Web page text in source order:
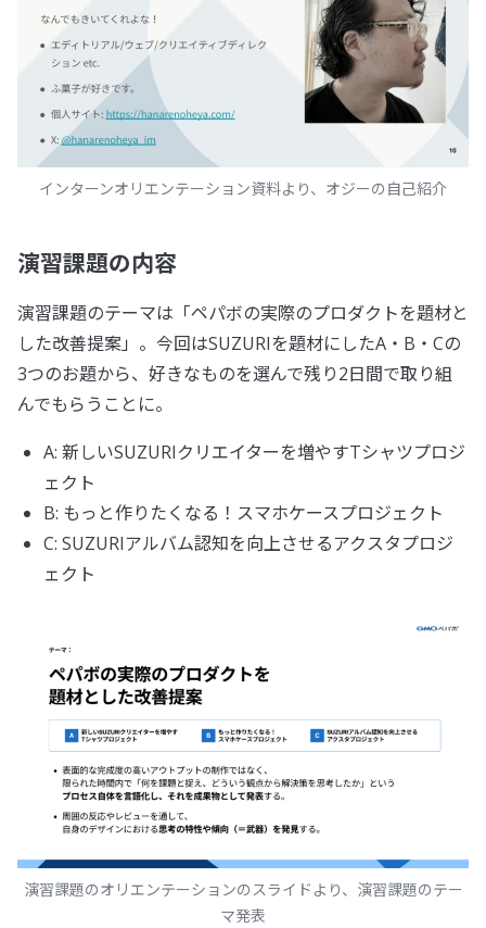
インターンオリエンテーション資料より、オジーの自己紹介
演習課題の内容
演習課題のテーマは「ペパボの実際のプロダクトを題材と
した改善提案」。今回はSUZURIを題材にしたA・B・Cの
3つのお題から、好きなものを選んで残り2日間で取り組
んでもらうことに。
A: 新しいSUZURIクリエイターを増やすTシャツプロジ
ェクト
B: もっと作りたくなる！スマホケースプロジェクト
C: SUZURIアルバム認知を向上させるアクスタプロジ
ェクト
演習課題のオリエンテーションのスライドより、演習課題のテー
マ発表